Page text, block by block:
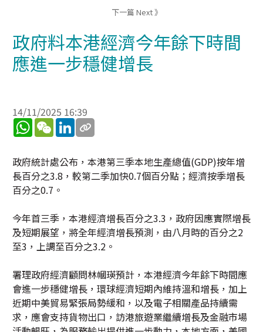
下一篇 Next 》
政府料本港經濟今年餘下時間
應進一步穩健增長
14/11/2025 16:39
WhatsApp
WeChatLinkedIn
政府統計處公布，本港第三季本地生產總值(GDP)按年增
長百分之3.8，較第二季加快0.7個百分點；經濟按季增長
百分之0.7。
今年首三季，本港經濟增長百分之3.3，政府因應實際增長
及短期展望，將全年經濟增長預測，由八月時的百分之2
至3，上調至百分之3.2。
署理政府經濟顧問林幗瑛預計，本港經濟今年餘下時間應
會進一步穩健增長，環球經濟短期內維持溫和增長，加上
近期中美貿易緊張局勢緩和，以及電子相關產品持續需
求，應會支持貨物出口，訪港旅遊業繼續增長及金融市場